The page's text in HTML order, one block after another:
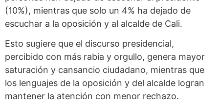
(10%), mientras que solo un 4% ha dejado de
escuchar a la oposición y al alcalde de Cali.
Esto sugiere que el discurso presidencial,
percibido con más rabia y orgullo, genera mayor
saturación y cansancio ciudadano, mientras que
los lenguajes de la oposición y del alcalde logran
mantener la atención con menor rechazo.